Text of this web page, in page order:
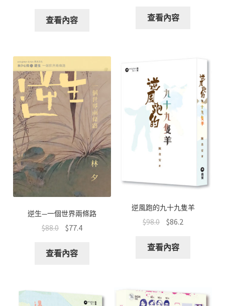
查看內容 查看內容
逆生—一個世界兩條路
$88.0 $77.4
查看內容
逆風跑的九十九隻羊
$98.0 $86.2
查看內容